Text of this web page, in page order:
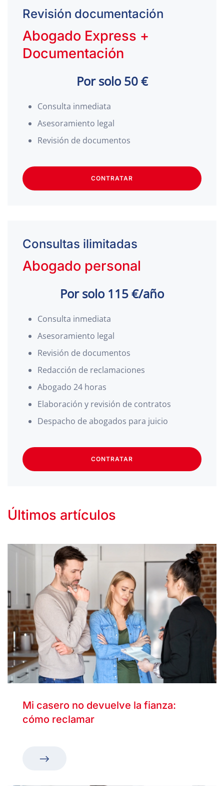
Revisión documentación
Abogado Express +
Documentación
Por solo 50 €
Consulta inmediata
Asesoramiento legal
Revisión de documentos
CONTRATAR
Consultas ilimitadas
Abogado personal
Por solo 115 €/año
Consulta inmediata
Asesoramiento legal
Revisión de documentos
Redacción de reclamaciones
Abogado 24 horas
Elaboración y revisión de contratos
Despacho de abogados para juicio
CONTRATAR
Últimos artículos
Mi casero no devuelve la fianza:
cómo reclamar